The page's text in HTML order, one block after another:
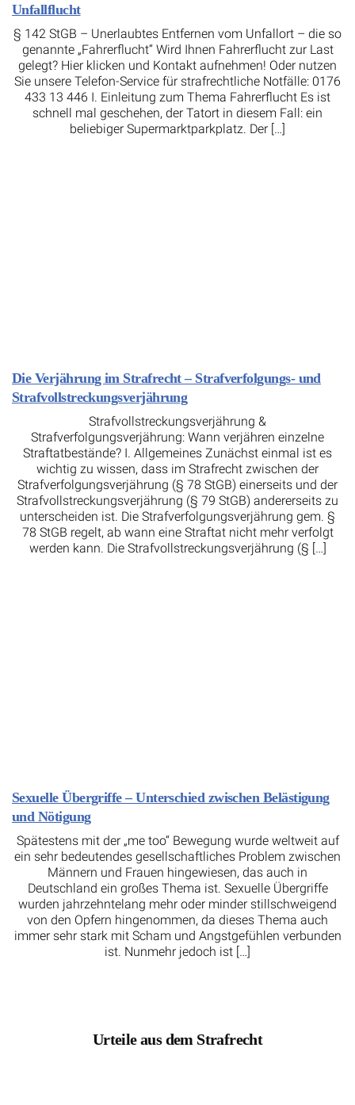
Unfallflucht
§ 142 StGB – Unerlaubtes Entfernen vom Unfallort – die so
genannte „Fahrerflucht“ Wird Ihnen Fahrerflucht zur Last
gelegt? Hier klicken und Kontakt aufnehmen! Oder nutzen
Sie unsere Telefon-Service für strafrechtliche Notfälle: 0176
433 13 446 I. Einleitung zum Thema Fahrerflucht Es ist
schnell mal geschehen, der Tatort in diesem Fall: ein
beliebiger Supermarktparkplatz. Der […]
Die Verjährung im Strafrecht – Strafverfolgungs- und
Strafvollstreckungsverjährung
Strafvollstreckungsverjährung &
Strafverfolgungsverjährung: Wann verjähren einzelne
Straftatbestände? I. Allgemeines Zunächst einmal ist es
wichtig zu wissen, dass im Strafrecht zwischen der
Strafverfolgungsverjährung (§ 78 StGB) einerseits und der
Strafvollstreckungsverjährung (§ 79 StGB) andererseits zu
unterscheiden ist. Die Strafverfolgungsverjährung gem. §
78 StGB regelt, ab wann eine Straftat nicht mehr verfolgt
werden kann. Die Strafvollstreckungsverjährung (§ […]
Sexuelle Übergriffe – Unterschied zwischen Belästigung
und Nötigung
Spätestens mit der „me too“ Bewegung wurde weltweit auf
ein sehr bedeutendes gesellschaftliches Problem zwischen
Männern und Frauen hingewiesen, das auch in
Deutschland ein großes Thema ist. Sexuelle Übergriffe
wurden jahrzehntelang mehr oder minder stillschweigend
von den Opfern hingenommen, da dieses Thema auch
immer sehr stark mit Scham und Angstgefühlen verbunden
ist. Nunmehr jedoch ist […]
Urteile aus dem Strafrecht